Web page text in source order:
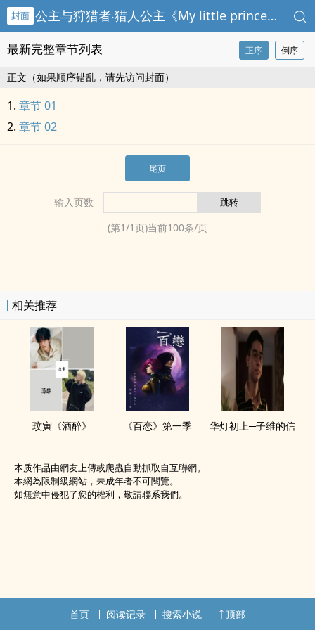
封面 公主与狩猎者‧猎人公主《My little princess》线上试阅
最新完整章节列表 正序 倒序
正文（如果顺序错乱，请先访问封面）
章节 01
章节 02
尾页
输入页数
(第1/1页)当前100条/页
相关推荐
玟寅《酒醉》 《百恋》第一季 华灯初上─子维的信
本质作品由網友上傳或爬蟲自動抓取自互聯網。
本網為限制級網站，未成年者不可閱覽。
如無意中侵犯了您的權利，敬請聯系我們。
首页 阅读记录 搜索小说 顶部